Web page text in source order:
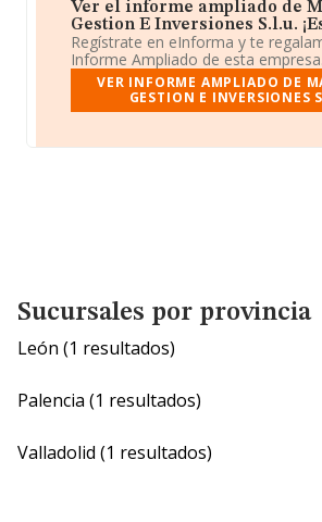
Ver el informe ampliado de
Gestion E Inversiones S.l.u.
Regístrate en eInforma y te
Informe Ampliado de esta empresa.
VER INFORME AMPLIADO DE
GESTION E INVERSIONES
Sucursales por provincia
León (1 resultados)
Palencia (1 resultados)
Valladolid (1 resultados)